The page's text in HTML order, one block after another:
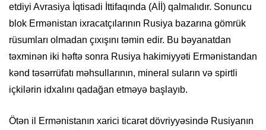
etdiyi Avrasiya İqtisadi İttifaqında (Aİİ) qalmalıdır. Sonuncu
blok Ermənistan ixracatçılarının Rusiya bazarına gömrük
rüsumları olmadan çıxışını təmin edir. Bu bəyanatdan
təxminən iki həftə sonra Rusiya hakimiyyəti Ermənistandan
kənd təsərrüfatı məhsullarının, mineral suların və spirtli
içkilərin idxalını qadağan etməyə başlayıb.
Ötən il Ermənistanın xarici ticarət dövriyyəsində Rusiyanın